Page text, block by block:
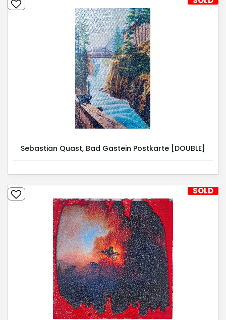
Sebastian Quast, Bad Gastein Postkarte [DOUBLE]
SOLD